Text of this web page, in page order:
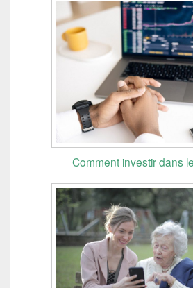
Comment investir dans